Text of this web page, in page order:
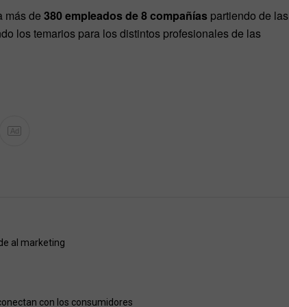
más de 380 empleados de 8 compañías partiendo de las
los temarios para los distintos profesionales de las
Ad
al marketing
con los consumidores